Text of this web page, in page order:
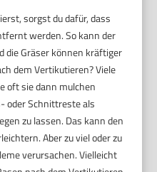
sorgst du dafür, dass
werden. So kann der
die Gräser können kräftiger
dem Vertikutieren? Viele
oft sie dann mulchen
oder Schnittreste als
zu lassen. Das kann den
Aber zu viel oder zu
verursachen. Vielleicht